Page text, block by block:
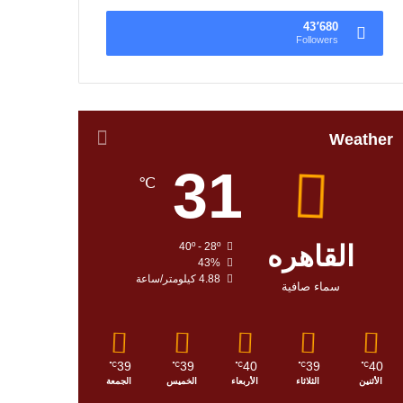
43٬680
Followers
Weather
القاهره
سماء صافية
31
℃
40º - 28º
43%
4.88 كيلومتر/ساعة
40
℃
الأثنين
39
℃
الثلاثاء
40
℃
الأربعاء
39
℃
الخميس
39
℃
الجمعة